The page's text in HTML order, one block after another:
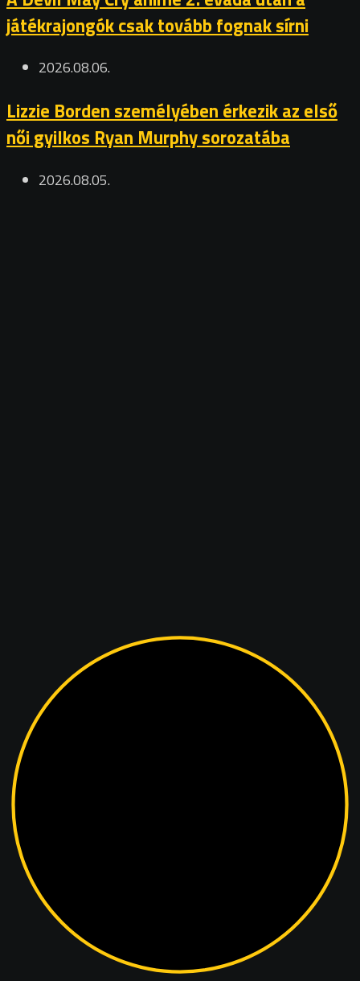
játékrajongók csak tovább fognak sírni
2026.08.06.
Lizzie Borden személyében érkezik az első
női gyilkos Ryan Murphy sorozatába
2026.08.05.